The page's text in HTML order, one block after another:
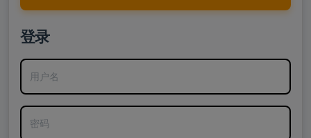
登录
用户名
密码